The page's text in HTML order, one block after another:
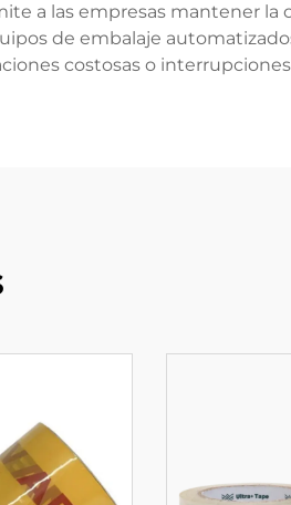
a las empresas mantener la
de embalaje
costosas o